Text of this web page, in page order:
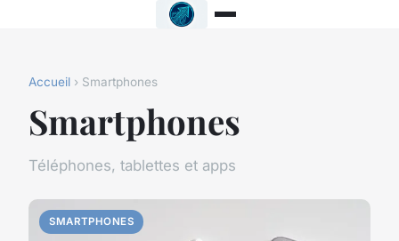
Accueil › Smartphones
Smartphones
Téléphones, tablettes et apps
SMARTPHONES